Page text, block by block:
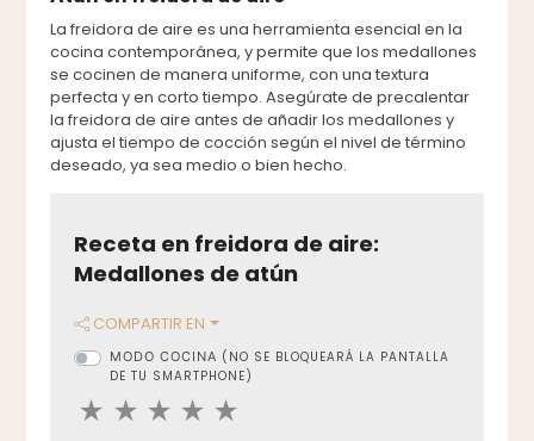
La freidora de aire es una herramienta esencial en la
cocina contemporánea, y permite que los medallones
se cocinen de manera uniforme, con una textura
perfecta y en corto tiempo. Asegúrate de precalentar
la freidora de aire antes de añadir los medallones y
ajusta el tiempo de cocción según el nivel de término
deseado, ya sea medio o bien hecho.
Receta en freidora de aire:
Medallones de atún
COMPARTIR EN
MODO COCINA (NO SE BLOQUEARÁ LA PANTALLA
DE TU SMARTPHONE)